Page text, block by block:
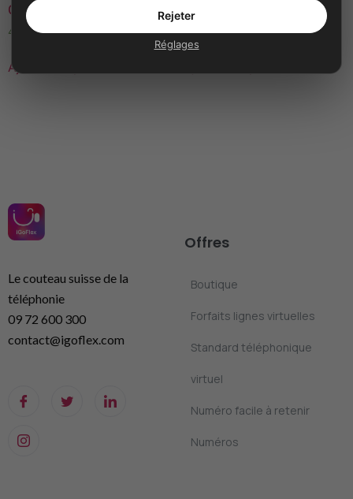
03 75 100 360
4,99€
Ajouter au panier
03 52 74 50 60
4,99€
Le couteau suisse de la
téléphonie
09 72 600 300
contact@igoflex.com
Offres
Boutique
Forfaits lignes virtuelles
Standard téléphonique
virtuel
Numéro facile à retenir
Numéros
Rejeter
Réglages